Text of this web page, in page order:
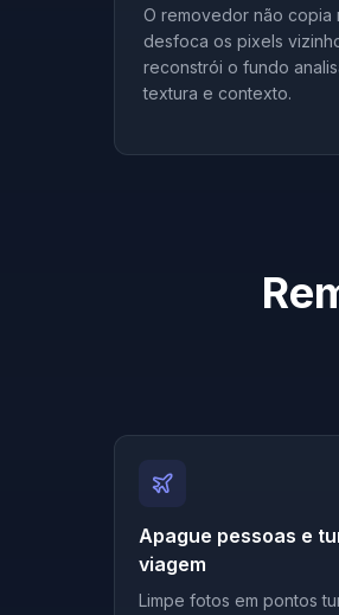
O removedor não copia
desfoca os pixels
reconstrói o fundo
textura e contexto.
Apague pessoas e
viagem
Limpe fotos em pontos